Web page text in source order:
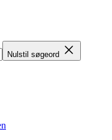
Nulstil søgeord